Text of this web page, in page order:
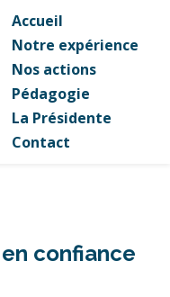
Accueil
Notre expérience
Nos actions
Pédagogie
La Présidente
Contact
confiance